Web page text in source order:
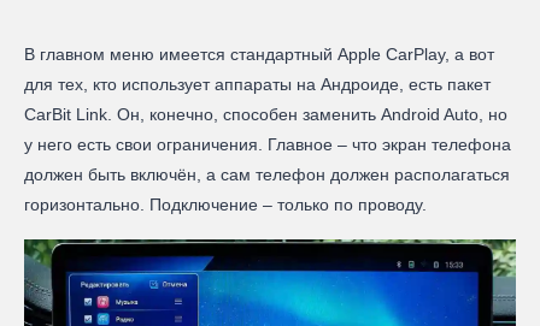
В главном меню имеется стандартный Apple CarPlay, а вот
для тех, кто использует аппараты на Андроиде, есть пакет
CarBit Link. Он, конечно, способен заменить Android Auto, но
у него есть свои ограничения. Главное – что экран телефона
должен быть включён, а сам телефон должен располагаться
горизонтально. Подключение – только по проводу.